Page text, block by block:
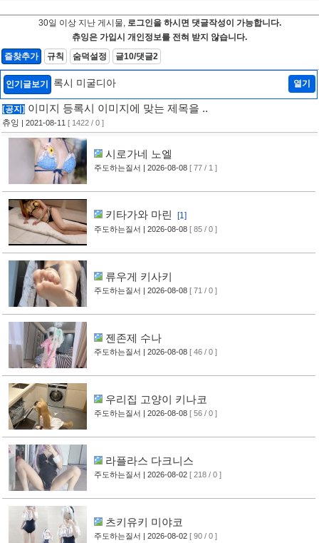
30일 이상 지난 게시물,
로그인을 하시면 댓글작성이 가능합니다.
츄잉은 가입시 개인정보를 전혀 받지 않습니다.
즐찾추가
규칙 숨덕설정 글10/댓글2
인기글보기 록시 미굴디아 열기
[공지] 이미지 등록시 이미지에 맞는 제목을 ..
츄잉 | 2021-08-11 [ 1422 / 0 ]
시로가네 노엘
주도하는질서 | 2026-08-08 [ 77 / 1 ]
키타가와 마린 [1]
주도하는질서 | 2026-08-08 [ 85 / 0 ]
류우게 키사키
주도하는질서 | 2026-08-08 [ 71 / 0 ]
젠존제 수나
주도하는질서 | 2026-08-08 [ 46 / 0 ]
우리집 고양이 키나코
주도하는질서 | 2026-08-08 [ 56 / 0 ]
라플라스 다크니스
주도하는질서 | 2026-08-02 [ 218 / 0 ]
츠키유키 미야코
주도하는질서 | 2026-08-02 [ 90 / 0 ]